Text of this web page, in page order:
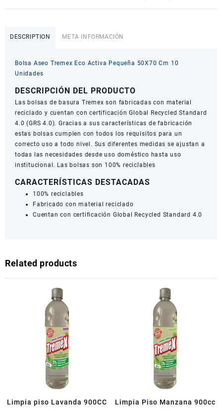
DESCRIPTION META INFORMACIÓN
Bolsa Aseo Tremex Eco Activa Pequeña 50X70 Cm 10
Unidades
DESCRIPCIÓN DEL PRODUCTO
Las bolsas de basura Tremex son fabricadas con material
reciclado y cuentan con certificación Global Recycled Standard
4.0 (GRS 4.0). Gracias a sus características de fabricación
estas bolsas cumplen con todos los requisitos para un
correcto uso a todo nivel. Sus diferentes medidas se ajustan a
todas las necesidades desde uso doméstico hasta uso
institucional. Las bolsas son 100% reciclables
CARACTERÍSTICAS DESTACADAS
100% reciclables
Fabricado con material reciclado
Cuentan con certificación Global Recycled Standard 4.0
Related products
Limpia piso Lavanda 900CC Limpia Piso Manzana 900cc